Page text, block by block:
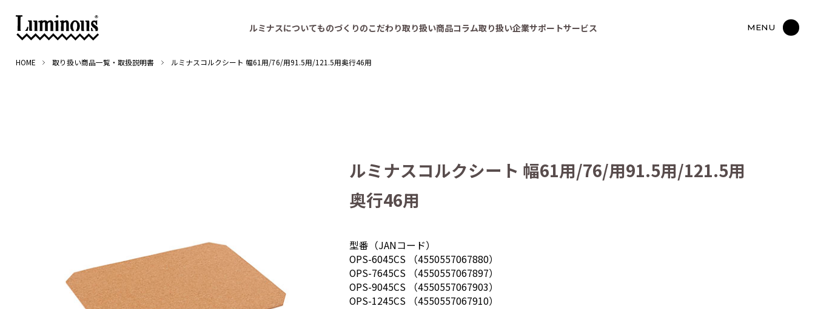
ルミナスについてものづくりのこだわり取り扱い商品コラム取り扱い企業サポートサービス MENU
HOME 取り扱い商品一覧・取扱説明書 ルミナスコルクシート 幅61用/76/用91.5用/121.5用奥行46用
ルミナスコルクシート 幅61用/76/用91.5用/121.5用
奥行46用
型番（JANコード）
OPS-6045CS （4550557067880）
OPS-7645CS （4550557067897）
OPS-9045CS （4550557067903）
OPS-1245CS （4550557067910）